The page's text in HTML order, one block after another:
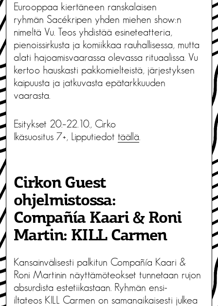
Eurooppaa kiertäneen ranskalaisen
ryhmän Sacékripen yhden miehen show:n
nimeltä Vu. Teos yhdistää esineteatteria,
pienoissirkusta ja komiikkaa rauhallisessa, mutta
alati hajoamisvaarassa olevassa rituaalissa. Vu
kertoo hauskasti pakkomielteistä, järjestyksen
kaipuusta ja jatkuvasta epätarkkuuden
vaarasta.
Esitykset 20.–22.10., Cirko
Ikäsuositus 7+, Lipputiedot täällä
Cirkon Guest
ohjelmistossa:
Compañía Kaari & Roni
Martin: KILL Carmen
Kansainvälisesti palkitun Compañía Kaari &
Roni Martinin näyttämöteokset tunnetaan rujon
absurdista estetiikastaan. Ryhmän ensi-
iltateos KILL Carmen on samanaikaisesti julkea